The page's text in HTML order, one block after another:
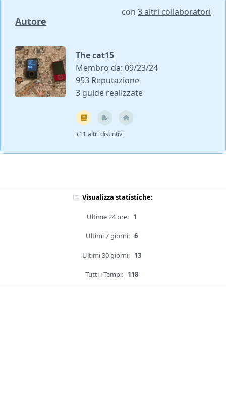
Autore
con 3 altri collaboratori
The cat15
Membro da: 09/23/24
953 Reputazione
3 guide realizzate
+11 altri distintivi
Visualizza statistiche:
Ultime 24 ore: 1
Ultimi 7 giorni: 6
Ultimi 30 giorni: 13
Tutti i Tempi: 118